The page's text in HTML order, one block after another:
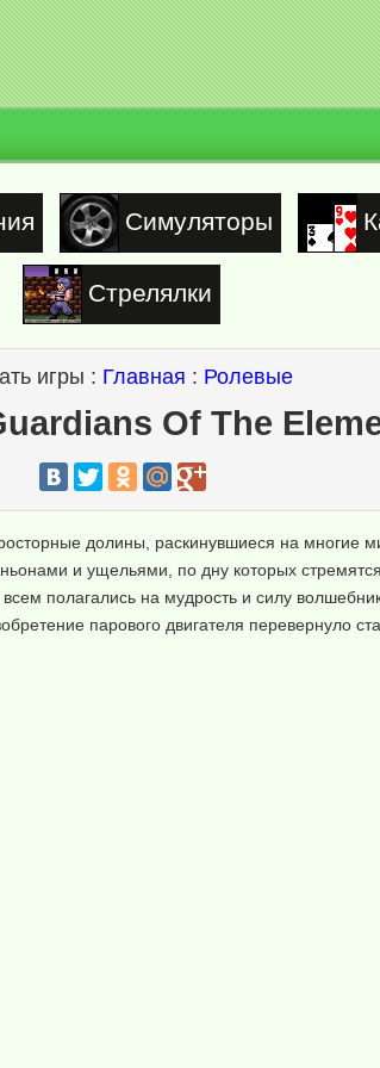
Симуляторы
Стрелялки
игры : Главная : Ролевые
Of The
долины, раскинувшиеся на многие
и ущельями, по дну которых
полагались на мудрость и силу
парового двигателя перевернуло